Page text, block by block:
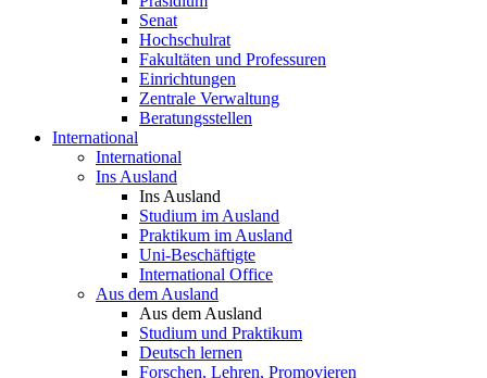
Senat
Hochschulrat
Fakultäten und Professuren
Einrichtungen
Zentrale Verwaltung
Beratungsstellen
International
International
Ins Ausland
Ins Ausland
Studium im Ausland
Praktikum im Ausland
Uni-Beschäftigte
International Office
Aus dem Ausland
Aus dem Ausland
Studium und Praktikum
Deutsch lernen
Forschen, Lehren, Promovieren